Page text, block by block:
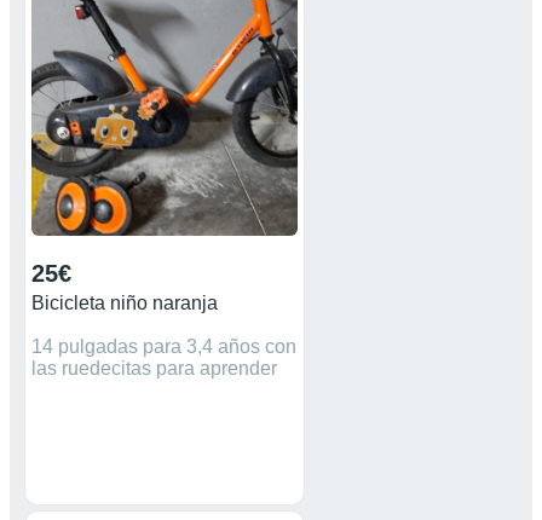
25€
Bicicleta niño naranja
14 pulgadas para 3,4 años con
las ruedecitas para aprender